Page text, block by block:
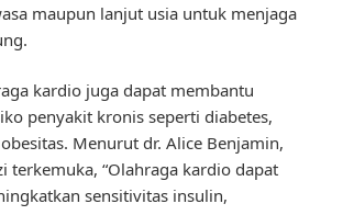
maupun lanjut usia untuk menjaga
kardio juga dapat membantu
penyakit kronis seperti diabetes,
Menurut dr. Alice Benjamin,
terkemuka, “Olahraga kardio dapat
sensitivitas insulin,